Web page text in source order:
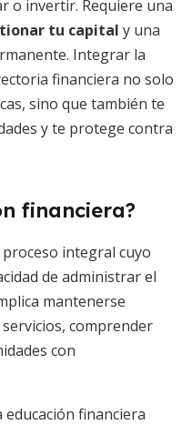
o invertir. Requiere una
tu capital y una
Integrar la
financiera no solo
sino que también te
y te protege contra
financiera?
integral cuyo
de administrar el
mantenerse
comprender
con
educación financiera